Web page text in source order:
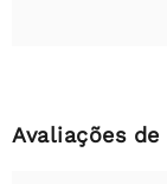
Avaliações